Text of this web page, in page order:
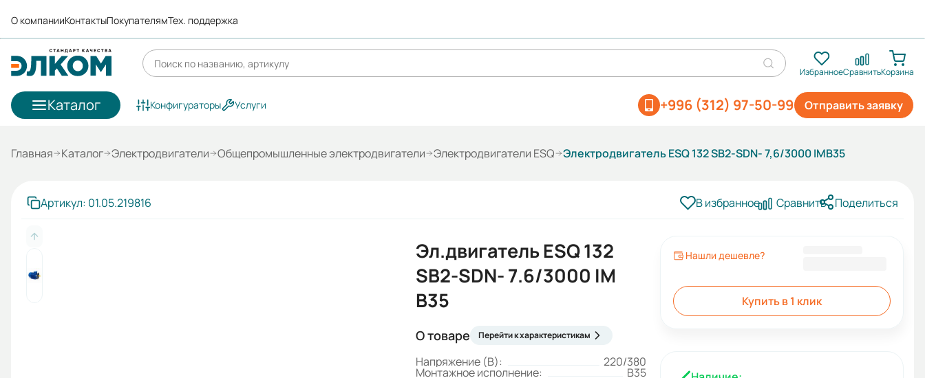
О компанииКонтактыПокупателямТех. поддержка
ИзбранноеСравнитьКорзина
Каталог Отправить заявку
+996 (312) 97-50-99
Конфигураторы Услуги
Главная Каталог Электродвигатели Общепромышленные электродвигатели Электродвигатели ESQ Электродвигатель ESQ 132 SB2-SDN- 7,6/3000 IMB35
Артикул: 01.05.219816 В избранное Сравнить Поделиться
Эл.двигатель ESQ 132
SB2-SDN- 7.6/3000 IM
B35
О товаре Перейти к характеристикам
Напряжение (В): 220/380
Монтажное исполнение: B35
Нашли дешевле?
Купить в 1 клик